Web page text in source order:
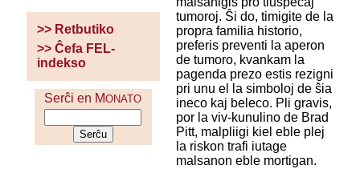
>> Retbutiko
>> Ĉefa FEL-
indekso
Serĉi en MONATO
tumoroj. Ŝi do, timigite de la
propra familia historio,
preferis preventi la aperon
de tumoro, kvankam la
pagenda prezo estis rezigni
pri unu el la simboloj de ŝia
ineco kaj beleco. Pli gravis,
por la viv-kunulino de Brad
Pitt, malpliigi kiel eble plej
la riskon trafi iutage
malsanon eble mortigan.